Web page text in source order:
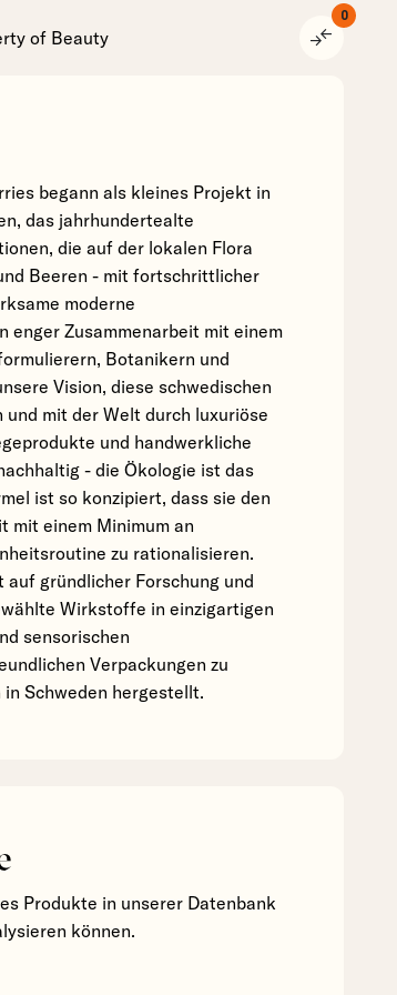
of Beauty compare_arrows
0
begann als kleines Projekt in
das jahrhundertealte
die auf der lokalen Flora
Beeren - mit fortschrittlicher
moderne
enger Zusammenarbeit mit einem
Botanikern und
Vision, diese schwedischen
mit der Welt durch luxuriöse
und handwerkliche
- die Ökologie ist das
ist so konzipiert, dass sie den
mit einem Minimum an
zu rationalisieren.
gründlicher Forschung und
Wirkstoffe in einzigartigen
sensorischen
Verpackungen zu
Schweden hergestellt.
Produkte in unserer Datenbank
können.